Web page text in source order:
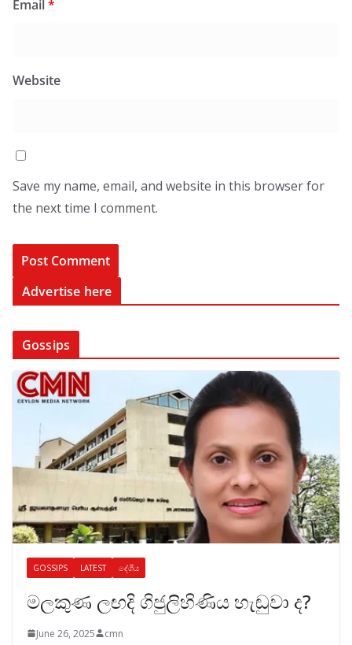
Email*
Website
Save my name, email, and website in this browser for
the next time I comment.
Advertise here
Gossips
GOSSIPS LATEST දේශීය
මලකුණ ලඟදි ගිජුලිහිණිය හැඬුවා ද?
June 26, 2025 cmn